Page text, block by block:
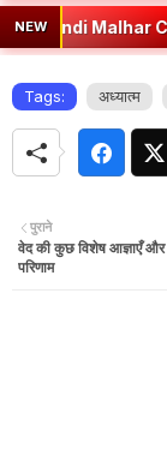
NEWChapter 3 Ek
Tags: अध्यात्म
पुराने
वेद की कुछ विशेष आज्ञाएँ
परिणाम